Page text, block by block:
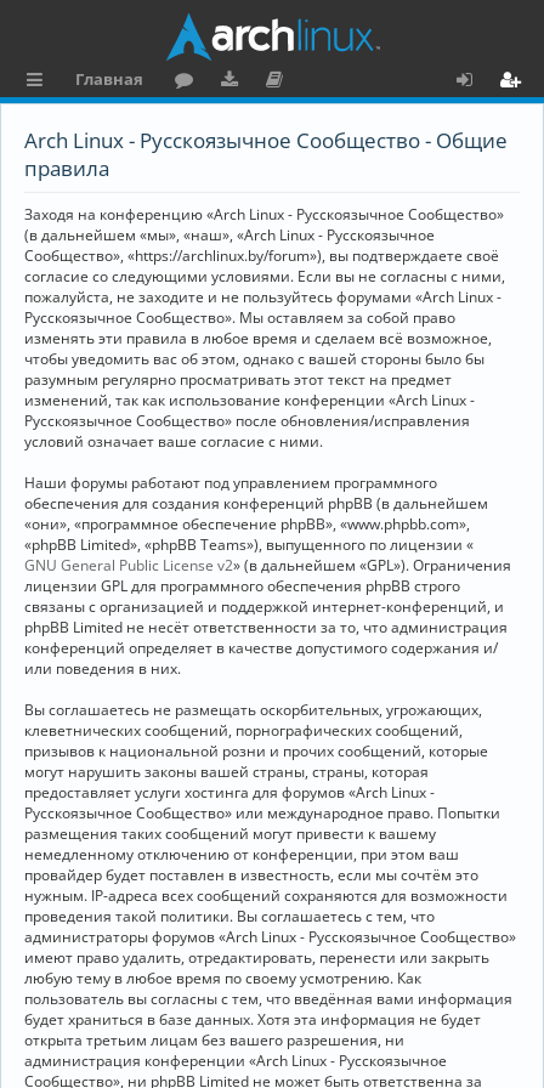
ы
к
и
Главная
ру
ру
и
ку
е
н
та
ц
и
я
о
Arch Linux - Русскоязычное Сообщество - Общие
правила
Заходя на конференцию «Arch Linux - Русскоязычное Сообщество»
(в дальнейшем «мы», «наш», «Arch Linux - Русскоязычное
Сообщество», «https://archlinux.by/forum»), вы подтверждаете своё
согласие со следующими условиями. Если вы не согласны с ними,
пожалуйста, не заходите и не пользуйтесь форумами «Arch Linux -
Русскоязычное Сообщество». Мы оставляем за собой право
изменять эти правила в любое время и сделаем всё возможное,
чтобы уведомить вас об этом, однако с вашей стороны было бы
разумным регулярно просматривать этот текст на предмет
изменений, так как использование конференции «Arch Linux -
Русскоязычное Сообщество» после обновления/исправления
условий означает ваше согласие с ними.
Наши форумы работают под управлением программного
обеспечения для создания конференций phpBB (в дальнейшем
«они», «программное обеспечение phpBB», «www.phpbb.com»,
«phpBB Limited», «phpBB Teams»), выпущенного по лицензии «
GNU General Public License v2» (в дальнейшем «GPL»). Ограничения
лицензии GPL для программного обеспечения phpBB строго
связаны с организацией и поддержкой интернет-конференций, и
phpBB Limited не несёт ответственности за то, что администрация
конференций определяет в качестве допустимого содержания и/
или поведения в них.
Вы соглашаетесь не размещать оскорбительных, угрожающих,
клеветнических сообщений, порнографических сообщений,
призывов к национальной розни и прочих сообщений, которые
могут нарушить законы вашей страны, страны, которая
предоставляет услуги хостинга для форумов «Arch Linux -
Русскоязычное Сообщество» или международное право. Попытки
размещения таких сообщений могут привести к вашему
немедленному отключению от конференции, при этом ваш
провайдер будет поставлен в известность, если мы сочтём это
нужным. IP-адреса всех сообщений сохраняются для возможности
проведения такой политики. Вы соглашаетесь с тем, что
администраторы форумов «Arch Linux - Русскоязычное Сообщество»
имеют право удалить, отредактировать, перенести или закрыть
любую тему в любое время по своему усмотрению. Как
пользователь вы согласны с тем, что введённая вами информация
будет храниться в базе данных. Хотя эта информация не будет
открыта третьим лицам без вашего разрешения, ни
администрация конференции «Arch Linux - Русскоязычное
Сообщество», ни phpBB Limited не может быть ответственна за